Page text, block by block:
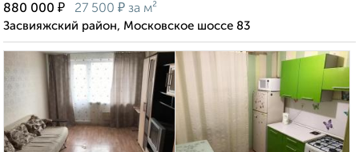
880 000 ₽ 27 500 ₽ за м²
Засвияжский район, Московское шоссе 83